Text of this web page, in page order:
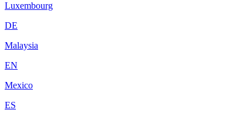
Luxembourg
DE
Malaysia
EN
Mexico
ES